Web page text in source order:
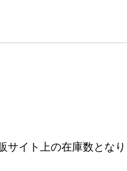
イト上の在庫数とな